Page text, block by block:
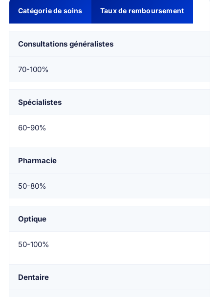
Catégorie de soins Taux de remboursement
Consultations généralistes
70-100%
Spécialistes
60-90%
Pharmacie
50-80%
Optique
50-100%
Dentaire